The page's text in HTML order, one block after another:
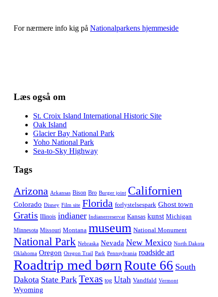
For nærmere info kig på Nationalparkens hjemmeside
Læs også om
St. Croix Island International Historic Site
Oak Island
Glacier Bay National Park
Yoho National Park
Sea-to-Sky Highway
Tags
Arizona Arkansas Bison Bro Burger joint Californien
Colorado Disney Film site Florida forlystelsespark Ghost town
Gratis Illinois indianer Indianerreservat Kansas kunst Michigan
Minnesota Missouri Montana museum National Monument
National Park Nebraska Nevada New Mexico North Dakota
Oklahoma Oregon Oregon Trail Park Pennsylvania roadside art
Roadtrip med børn Route 66 South
Dakota State Park Texas tog Utah Vandfald Vermont
Wyoming